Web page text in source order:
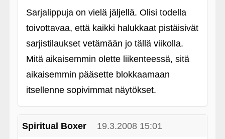
Sarjalippuja on vielä jäljellä. Olisi todella
toivottavaa, että kaikki halukkaat pistäisivät
sarjistilaukset vetämään jo tällä viikolla.
Mitä aikaisemmin olette liikenteessä, sitä
aikaisemmin pääsette blokkaamaan
itsellenne sopivimmat näytökset.
Spiritual Boxer 19.3.2008 15:01